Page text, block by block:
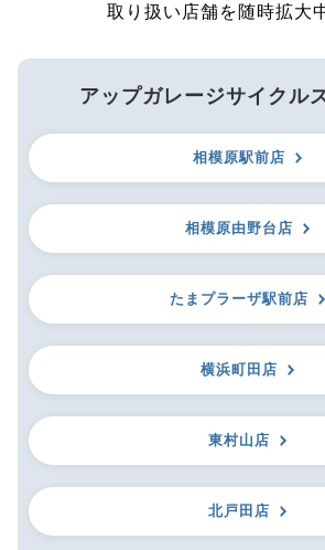
取り扱い店舗を随時拡大
アップガレージサイクル
相模原駅前店
相模原由野台店
たまプラーザ駅前店
横浜町田店
東村山店
北戸田店